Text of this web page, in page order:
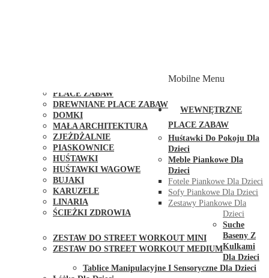
PLACE ZABAW
DREWNIANE PLACE ZABAW
DOMKI
MAŁA ARCHITEKTURA
ZJEŻDŻALNIE
PIASKOWNICE
HUŚTAWKI
HUŚTAWKI WAGOWE
BUJAKI
KARUZELE
LINARIA
ŚCIEŻKI ZDROWIA
ZESTAW DO STREET WORKOUT MINI
ZESTAW DO STREET WORKOUT MEDIUM
Mobilne Menu
WEWNĘTRZNE
PLACE ZABAW
Huśtawki Do Pokoju Dla
Dzieci
Meble Piankowe Dla
Dzieci
Fotele Piankowe Dla Dzieci
Sofy Piankowe Dla Dzieci
Zestawy Piankowe Dla
Dzieci
Suche
Baseny Z
Kulkami
Dla Dzieci
Tablice Manipulacyjne I Sensoryczne Dla Dzieci